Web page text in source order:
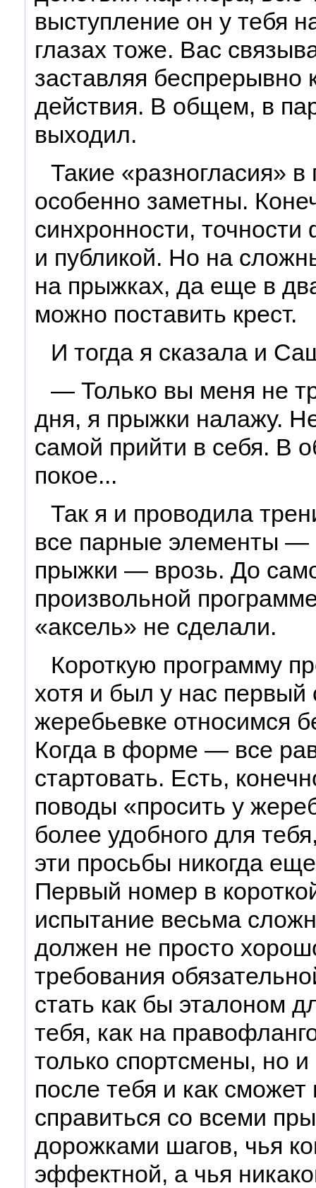
выступление он у тебя
глазах тоже. Вас
заставляя беспрерывно
действия. В общем, в
выходил.
Такие «разногласия»
особенно заметны.
синхронности,
и публикой. Но на
на прыжках, да еще в
можно поставить крест.
И тогда я сказала и
— Только вы меня не
дня, я прыжки налажу.
самой прийти в себя. В
покое...
Так я и проводила
все парные элементы
прыжки — врозь. До
произвольной
«аксель» не сделали.
Короткую программу
хотя и был у нас
жеребьевке относимся
Когда в форме — все
стартовать. Есть,
поводы «просить у
более удобного для
эти просьбы никогда
Первый номер в
испытание весьма
должен не просто
требования
стать как бы эталоном
тебя, как на
только спортсмены, но
после тебя и как
справиться со всеми
дорожками шагов, чья
эффектной, а чья